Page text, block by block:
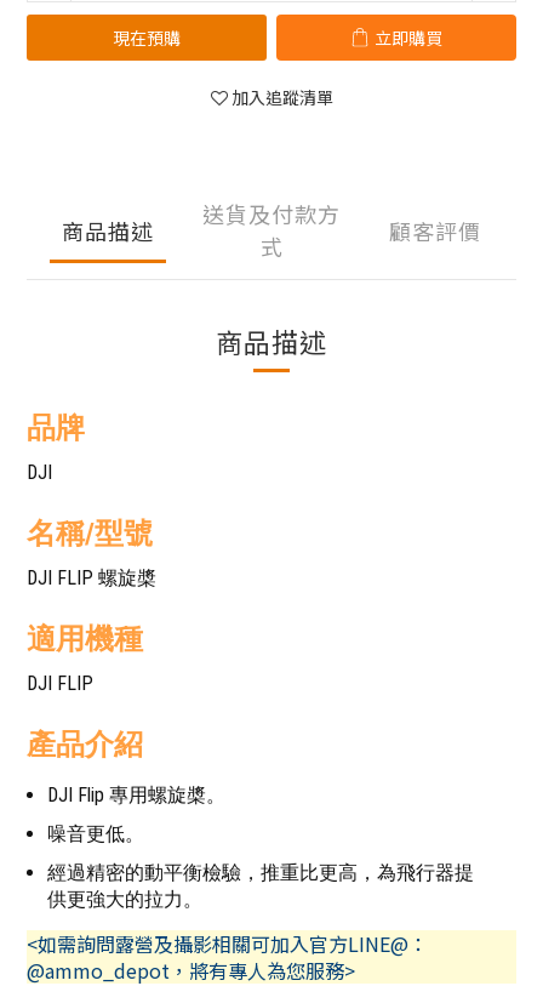
現在預購 立即購買
加入追蹤清單
商品描述
送貨及付款方
式
顧客評價
商品描述
品牌
DJI
名稱/型號
DJI FLIP 螺旋槳
適用機種
DJI FLIP
產品介紹
DJI Flip 專用螺旋槳。
噪音更低。
經過精密的動平衡檢驗，推重比更高，為飛行器提
供更強大的拉力。
<如需詢問露營及攝影相關可加入官方LINE@：
@ammo_depot，將有專人為您服務>